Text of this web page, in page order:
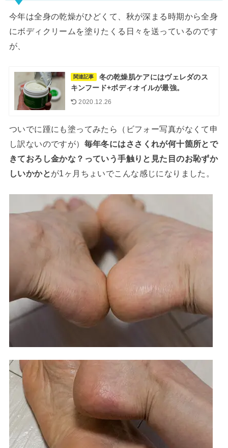
今年は全身の乾燥がひどくて、秋が深まる時期から全身
にボディクリームを塗りたくる日々を送っているのです
が、
関連記事
冬の乾燥肌ケアにはヴェレダのス
キンフード+ボディオイルが最強。
2020.12.26
ついでに踵にも塗ってみたら（ビフォー写真がなくて申
し訳ないのですが） 毎年冬にはささくれが何十箇所とで
きておろし金かな？っていう手触りと見た目のお恥ずか
しいかかとが1ヶ月ちょいでこんな感じになりました。